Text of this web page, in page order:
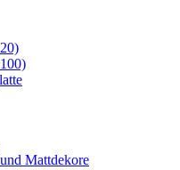
Mattdekore